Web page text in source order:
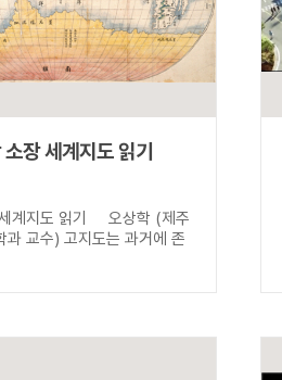
장 세계지도 읽기
계지도 읽기 오상학 (제주
과 교수) 고지도는 과거에 존